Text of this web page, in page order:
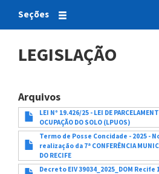
Seções
LEGISLAÇÃO
Arquivos
LEI Nº 19.426/25 - LEI DE
OCUPAÇÃO DO SOLO (LPUOS)
Termo de Posse Concidade - 2025 -
realização da 7ª CONFERÊNCIA
DO RECIFE
Decreto EIV 39034_2025_DOM Recife